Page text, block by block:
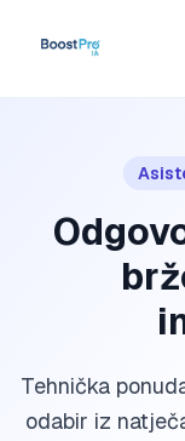
Tehnička
odabir iz